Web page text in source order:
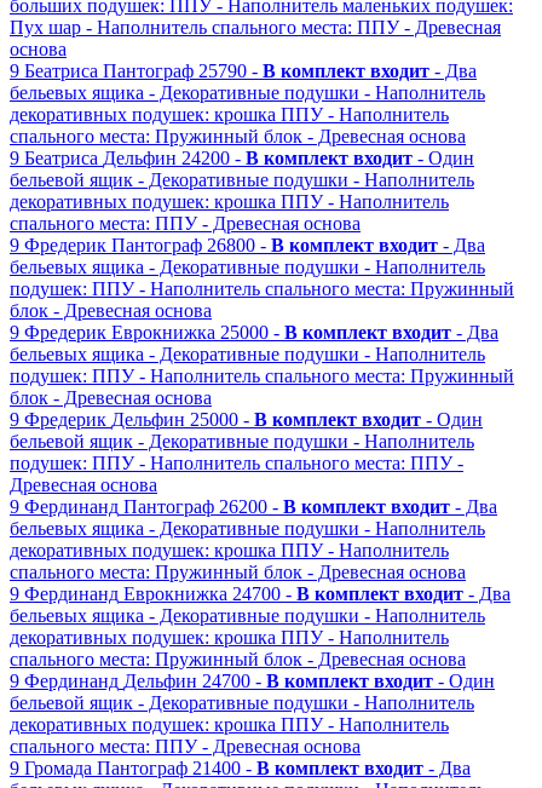
больших подушек: ППУ - Наполнитель маленьких подушек:
Пух шар - Наполнитель спального места: ППУ - Древесная
основа
9 Беатриса Пантограф 25790 - В комплект входит - Два
бельевых ящика - Декоративные подушки - Наполнитель
декоративных подушек: крошка ППУ - Наполнитель
спального места: Пружинный блок - Древесная основа
9 Беатриса Дельфин 24200 - В комплект входит - Один
бельевой ящик - Декоративные подушки - Наполнитель
декоративных подушек: крошка ППУ - Наполнитель
спального места: ППУ - Древесная основа
9 Фредерик Пантограф 26800 - В комплект входит - Два
бельевых ящика - Декоративные подушки - Наполнитель
подушек: ППУ - Наполнитель спального места: Пружинный
блок - Древесная основа
9 Фредерик Еврокнижка 25000 - В комплект входит - Два
бельевых ящика - Декоративные подушки - Наполнитель
подушек: ППУ - Наполнитель спального места: Пружинный
блок - Древесная основа
9 Фредерик Дельфин 25000 - В комплект входит - Один
бельевой ящик - Декоративные подушки - Наполнитель
подушек: ППУ - Наполнитель спального места: ППУ -
Древесная основа
9 Фердинанд Пантограф 26200 - В комплект входит - Два
бельевых ящика - Декоративные подушки - Наполнитель
декоративных подушек: крошка ППУ - Наполнитель
спального места: Пружинный блок - Древесная основа
9 Фердинанд Еврокнижка 24700 - В комплект входит - Два
бельевых ящика - Декоративные подушки - Наполнитель
декоративных подушек: крошка ППУ - Наполнитель
спального места: Пружинный блок - Древесная основа
9 Фердинанд Дельфин 24700 - В комплект входит - Один
бельевой ящик - Декоративные подушки - Наполнитель
декоративных подушек: крошка ППУ - Наполнитель
спального места: ППУ - Древесная основа
9 Громада Пантограф 21400 - В комплект входит - Два